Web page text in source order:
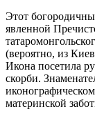
Этот
явленной
(вероятно, из
Икона посетила
скорби.
материнской